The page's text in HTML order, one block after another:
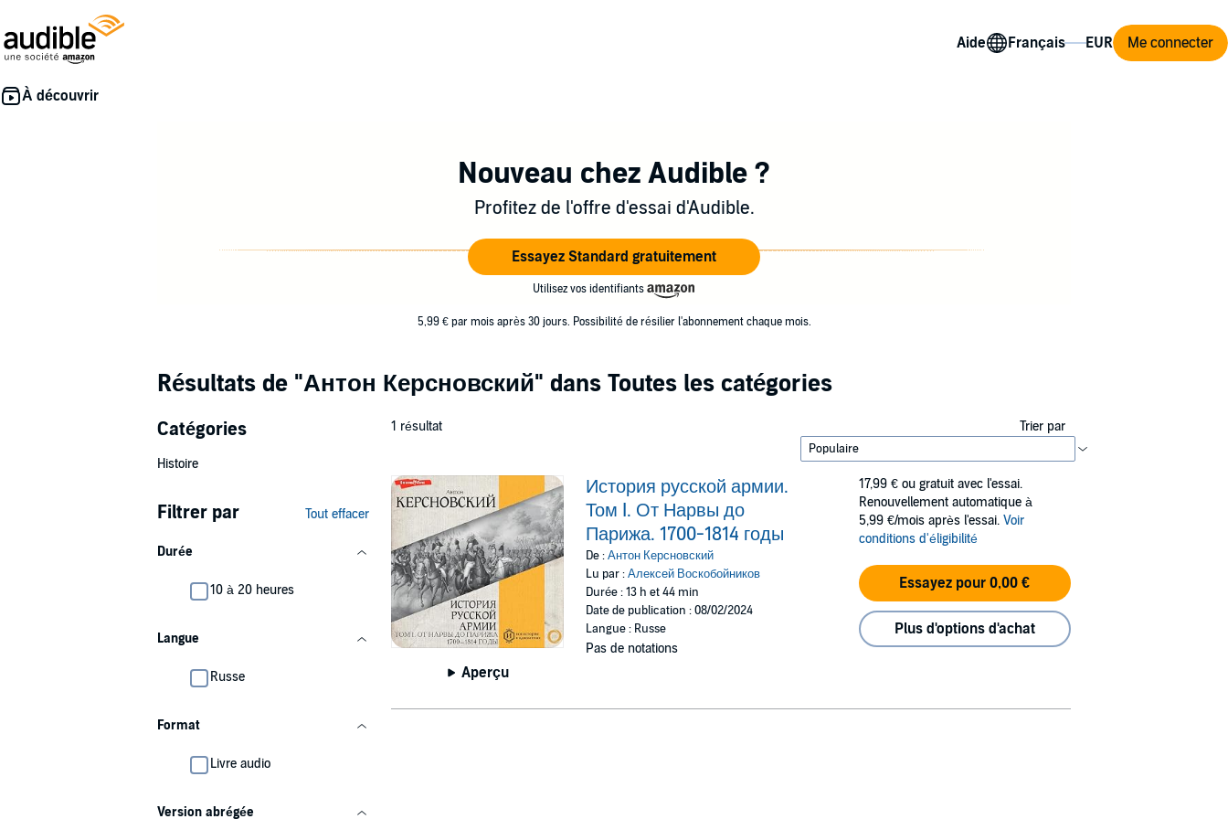
Aide Me connecter
Nouveau chez Audible ?
Profitez de l'offre d'essai d'Audible.
Essayez Standard gratuitement
Utilisez vos identifiants
5,99 € par mois après 30 jours. Possibilité de résilier l'abonnement chaque mois.
Résultats de "Антон Керсновский" dans Toutes les catégories
Catégories
Histoire
Filtrer par Tout effacer
Durée
10 à 20 heures
Langue
Russe
Format
Livre audio
Version abrégée
1 résultat Trier par
Aperçu
История русской армии.
Том I. От Нарвы до
Парижа. 1700-1814 годы
De :Антон Керсновский
Lu par :Алексей Воскобойников
Durée : 13 h et 44 min
Date de publication : 08/02/2024
Langue : Russe
Pas de notations
17,99 € ou gratuit avec l'essai.
Renouvellement automatique à
5,99 €/mois après l'essai. Voir
conditions d'éligibilité
Essayez pour 0,00 €
Plus d'options d'achat